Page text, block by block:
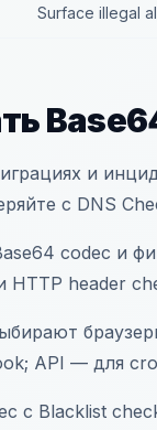
Surface illegal
и
с DNS
codec и
HTTP header
API — для
с Blacklist